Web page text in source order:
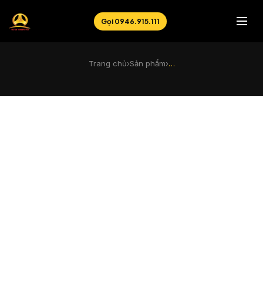
Gọi 0946.915.111
Trang chủ›Sản phẩm›…